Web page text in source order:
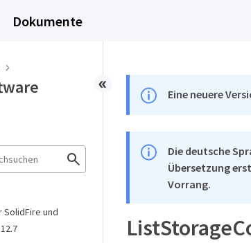
Dokumente
und
Eine neuere
Die deutsche
Übersetzung
Vorrang.